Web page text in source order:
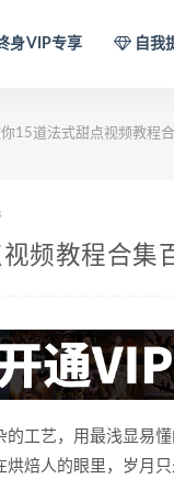
身VIP专享 自我
15道法式甜点视频教程
频教程合集
工艺，用最浅显易
烘焙人的眼里，岁月